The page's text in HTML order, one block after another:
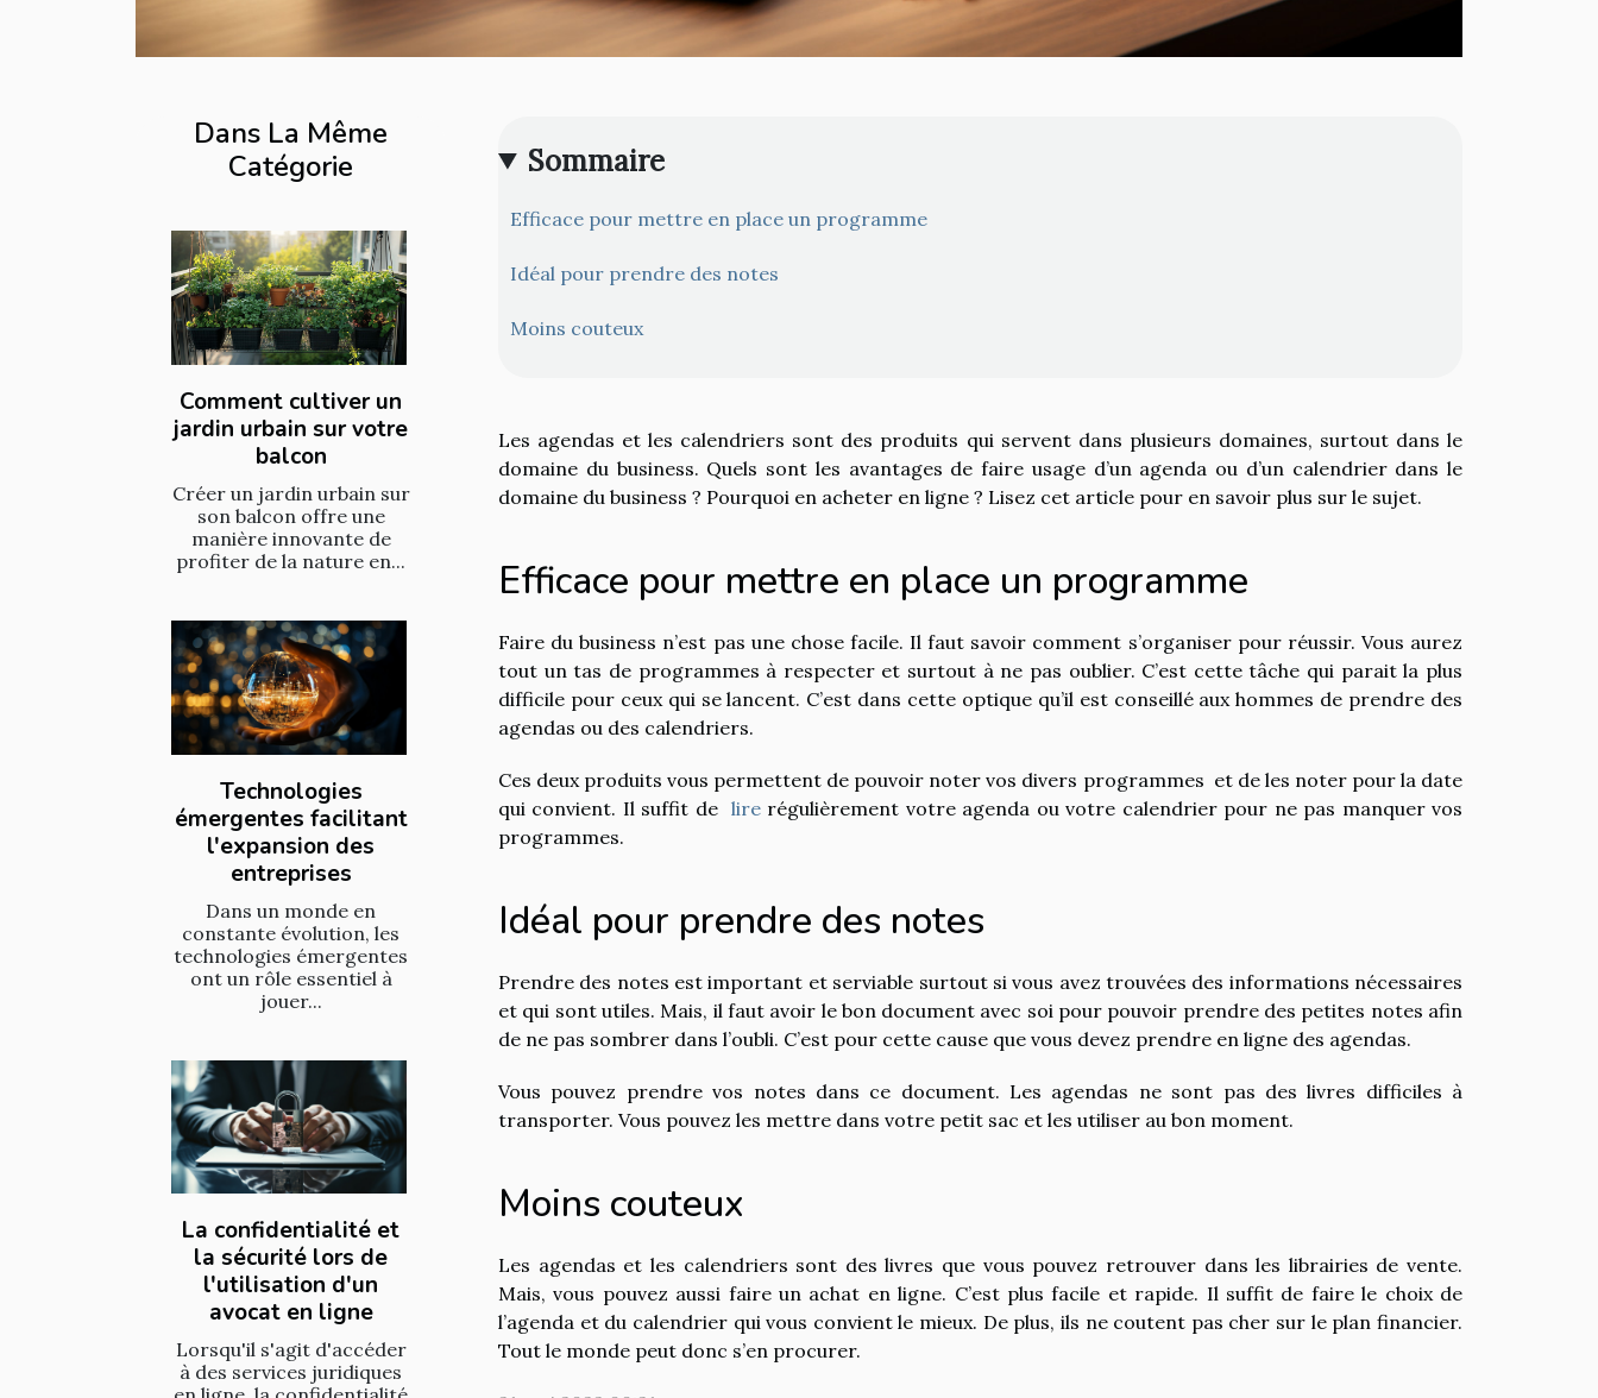
Dans La Même
Catégorie
Comment cultiver un
jardin urbain sur votre
balcon
Créer un jardin urbain sur
son balcon offre une
manière innovante de
profiter de la nature en...
Technologies
émergentes facilitant
l'expansion des
entreprises
Dans un monde en
constante évolution, les
technologies émergentes
ont un rôle essentiel à
jouer...
La confidentialité et
la sécurité lors de
l'utilisation d'un
avocat en ligne
Lorsqu'il s'agit d'accéder
à des services juridiques
Sommaire
Efficace pour mettre en place un programme
Idéal pour prendre des notes
Moins couteux
Les agendas et les calendriers sont des produits qui servent dans plusieurs domaines, surtout dans le
domaine du business. Quels sont les avantages de faire usage d’un agenda ou d’un calendrier dans le
domaine du business ? Pourquoi en acheter en ligne ? Lisez cet article pour en savoir plus sur le sujet.
Efficace pour mettre en place un programme
Faire du business n’est pas une chose facile. Il faut savoir comment s’organiser pour réussir. Vous aurez
tout un tas de programmes à respecter et surtout à ne pas oublier. C’est cette tâche qui parait la plus
difficile pour ceux qui se lancent. C’est dans cette optique qu’il est conseillé aux hommes de prendre des
agendas ou des calendriers.
Ces deux produits vous permettent de pouvoir noter vos divers programmes et de les noter pour la date
qui convient. Il suffit de lirerégulièrement votre agenda ou votre calendrier pour ne pas manquer vos
programmes.
Idéal pour prendre des notes
Prendre des notes est important et serviable surtout si vous avez trouvées des informations nécessaires
et qui sont utiles. Mais, il faut avoir le bon document avec soi pour pouvoir prendre des petites notes afin
de ne pas sombrer dans l’oubli. C’est pour cette cause que vous devez prendre en ligne des agendas.
Vous pouvez prendre vos notes dans ce document. Les agendas ne sont pas des livres difficiles à
transporter. Vous pouvez les mettre dans votre petit sac et les utiliser au bon moment.
Moins couteux
Les agendas et les calendriers sont des livres que vous pouvez retrouver dans les librairies de vente.
Mais, vous pouvez aussi faire un achat en ligne. C’est plus facile et rapide. Il suffit de faire le choix de
l’agenda et du calendrier qui vous convient le mieux. De plus, ils ne coutent pas cher sur le plan financier.
Tout le monde peut donc s’en procurer.